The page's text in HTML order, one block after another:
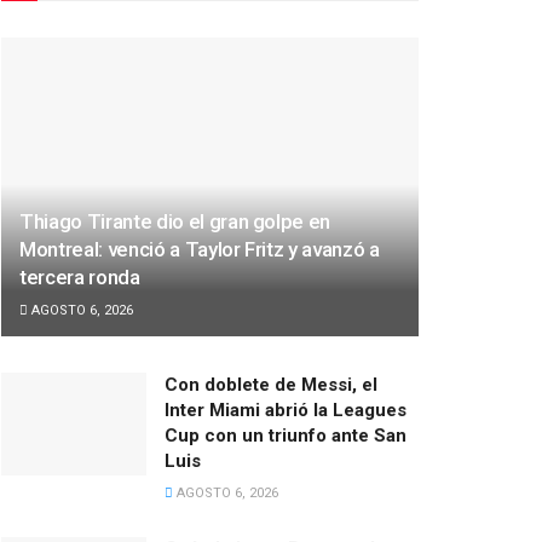
Thiago Tirante dio el gran golpe en
Montreal: venció a Taylor Fritz y avanzó a
tercera ronda
AGOSTO 6, 2026
Con doblete de Messi, el
Inter Miami abrió la Leagues
Cup con un triunfo ante San
Luis
AGOSTO 6, 2026